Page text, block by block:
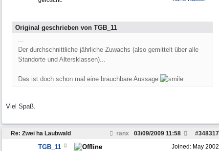
Original geschrieben von TGB_11
...
Der durchschnittliche jährliche Zuwachs (also gemittelt über alle
Standorte und Altersklassen)...
Das ist doch schon mal eine brauchbare Aussage
Viel Spaß.
Re: Zwei ha Laubwald ranx #348317
03/09/2009 11:58
Joined: May 2002
TGB_11